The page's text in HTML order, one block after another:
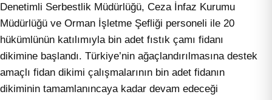
Denetimli Serbestlik Müdürlüğü, Ceza İnfaz Kurumu
Müdürlüğü ve Orman İşletme Şefliği personeli ile 20
hükümlünün katılımıyla bin adet fıstık çamı fidanı
dikimine başlandı. Türkiye’nin ağaçlandırılmasına destek
amaçlı fidan dikimi çalışmalarının bin adet fidanın
dikiminin tamamlanıncaya kadar devam edeceği